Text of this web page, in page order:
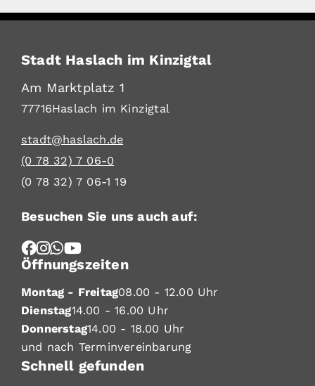
Stadt Haslach im Kinzigtal
Am Marktplatz 1
77716Haslach im Kinzigtal
stadt@haslach.de
(0 78 32) 7 06-0
(0 78 32) 7 06-1 19
Besuchen Sie uns auch auf:
Öffnungszeiten
Montag - Freitag08.00 - 12.00 Uhr
Dienstag14.00 - 16.00 Uhr
Donnerstag14.00 - 18.00 Uhr
und nach Terminvereinbarung
Schnell gefunden